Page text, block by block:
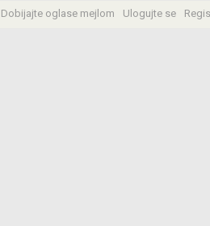
Dobijajte oglase mejlom Ulogujte se